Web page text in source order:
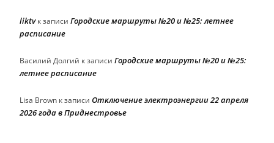
liktvк записи Городские маршруты №20 и №25: летнее
расписание
Василий Долгий к записи Городские маршруты №20 и №25:
летнее расписание
Lisa Brown к записи Отключение электроэнергии 22 апреля
2026 года в Приднестровье